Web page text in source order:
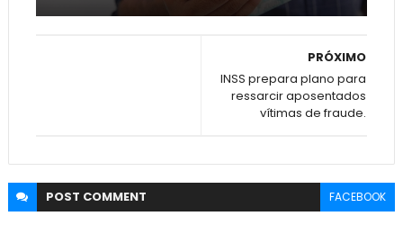
PRÓXIMO
INSS prepara plano para
ressarcir aposentados
vítimas de fraude.
POST COMMENT FACEBOOK